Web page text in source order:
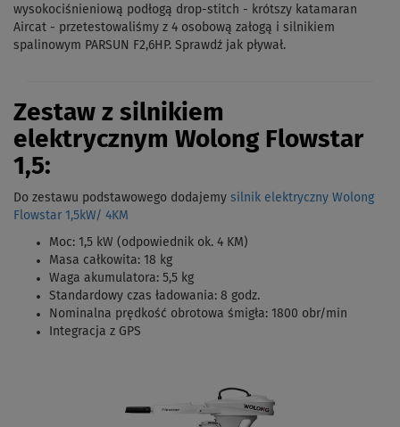
wysokociśnieniową podłogą drop-stitch - krótszy katamaran
Aircat - przetestowaliśmy z 4 osobową załogą i silnikiem
spalinowym PARSUN F2,6HP. Sprawdź jak pływał.
Zestaw z silnikiem
elektrycznym Wolong Flowstar
1,5:
Do zestawu podstawowego dodajemy silnik elektryczny Wolong
Flowstar 1,5kW/ 4KM
Moc: 1,5 kW (odpowiednik ok. 4 KM)
Masa całkowita: 18 kg
Waga akumulatora: 5,5 kg
Standardowy czas ładowania: 8 godz.
Nominalna prędkość obrotowa śmigła: 1800 obr/min
Integracja z GPS